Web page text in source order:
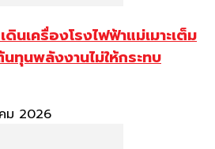
นเครื่องโรงไฟฟ้าแม่เมาะเต็ม
ทุนพลังงานไม่ให้กระทบ
ม 2026